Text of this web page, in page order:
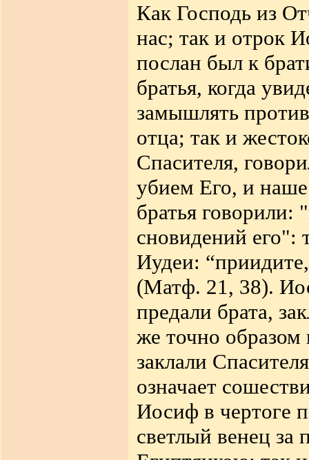
Как Господь из
нас; так и отрок
послан был к
братья, когда
замышлять
отца; так и
Спасителя,
убием Его, и
братья говорили:
сновидений его":
Иудеи:
(Матф. 21, 38).
предали брата,
же точно образом
заклали
означает
Иосиф в чертоге
светлый венец